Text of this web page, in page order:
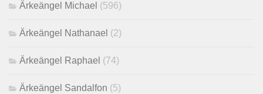
Ärkeängel Michael (596)
Ärkeängel Nathanael (2)
Ärkeängel Raphael (74)
Ärkeängel Sandalfon (5)